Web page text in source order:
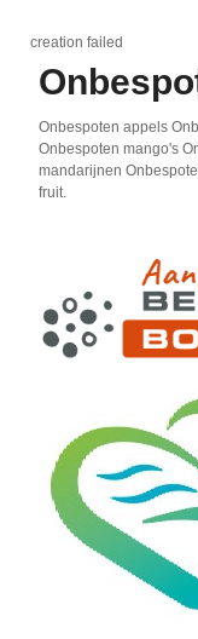
creation failed
Onbespoten appels
Onbespoten mango's
mandarijnen
fruit.